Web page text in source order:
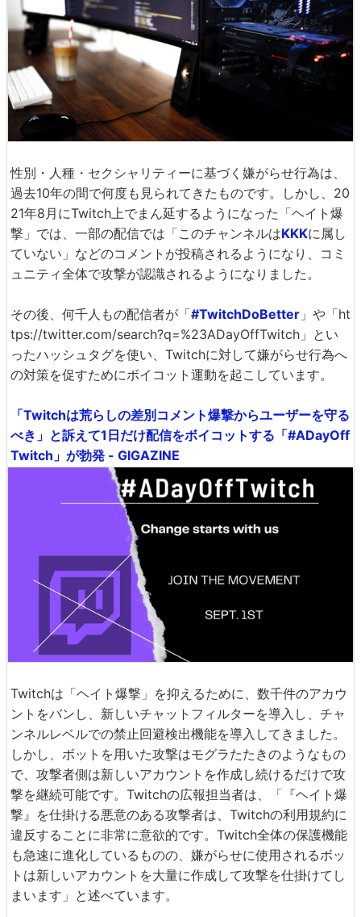
性別・人種・セクシャリティーに基づく嫌がらせ行為は、
過去10年の間で何度も見られてきたものです。しかし、20
21年8月にTwitch上でまん延するようになった「ヘイト爆
撃」では、一部の配信では「このチャンネルはKKKに属し
ていない」などのコメントが投稿されるようになり、コミ
ュニティ全体で攻撃が認識されるようになりました。
その後、何千人もの配信者が「#TwitchDoBetter 」や「ht
tps://twitter.com/search?q=%23ADayOffTwitch」とい
ったハッシュタグを使い、Twitchに対して嫌がらせ行為へ
の対策を促すためにボイコット運動を起こしています。
「Twitchは荒らしの差別コメント爆撃からユーザーを守る
べき」と訴えて1日だけ配信をボイコットする「#ADayOff
Twitch」が勃発 - GIGAZINE
Twitchは「ヘイト爆撃」を抑えるために、数千件のアカウ
ントをバンし、新しいチャットフィルターを導入し、チャ
ンネルレベルでの禁止回避検出機能を導入してきました。
しかし、ボットを用いた攻撃はモグラたたきのようなもの
で、攻撃者側は新しいアカウントを作成し続けるだけで攻
撃を継続可能です。Twitchの広報担当者は、「『ヘイト爆
撃』を仕掛ける悪意のある攻撃者は、Twitchの利用規約に
違反することに非常に意欲的です。Twitch全体の保護機能
も急速に進化しているものの、嫌がらせに使用されるボッ
トは新しいアカウントを大量に作成して攻撃を仕掛けてし
まいます」と述べています。